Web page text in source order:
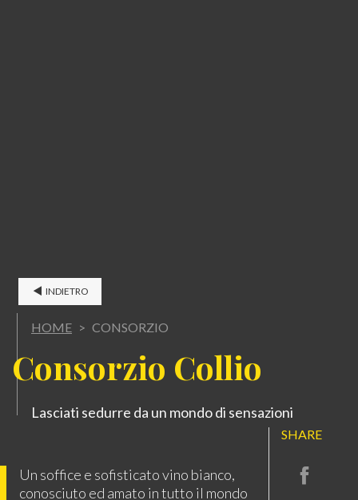
INDIETRO
HOME > CONSORZIO
Consorzio Collio
Lasciati sedurre da un mondo di sensazioni
Un soffice e sofisticato vino bianco,
conosciuto ed amato in tutto il mondo
SHARE